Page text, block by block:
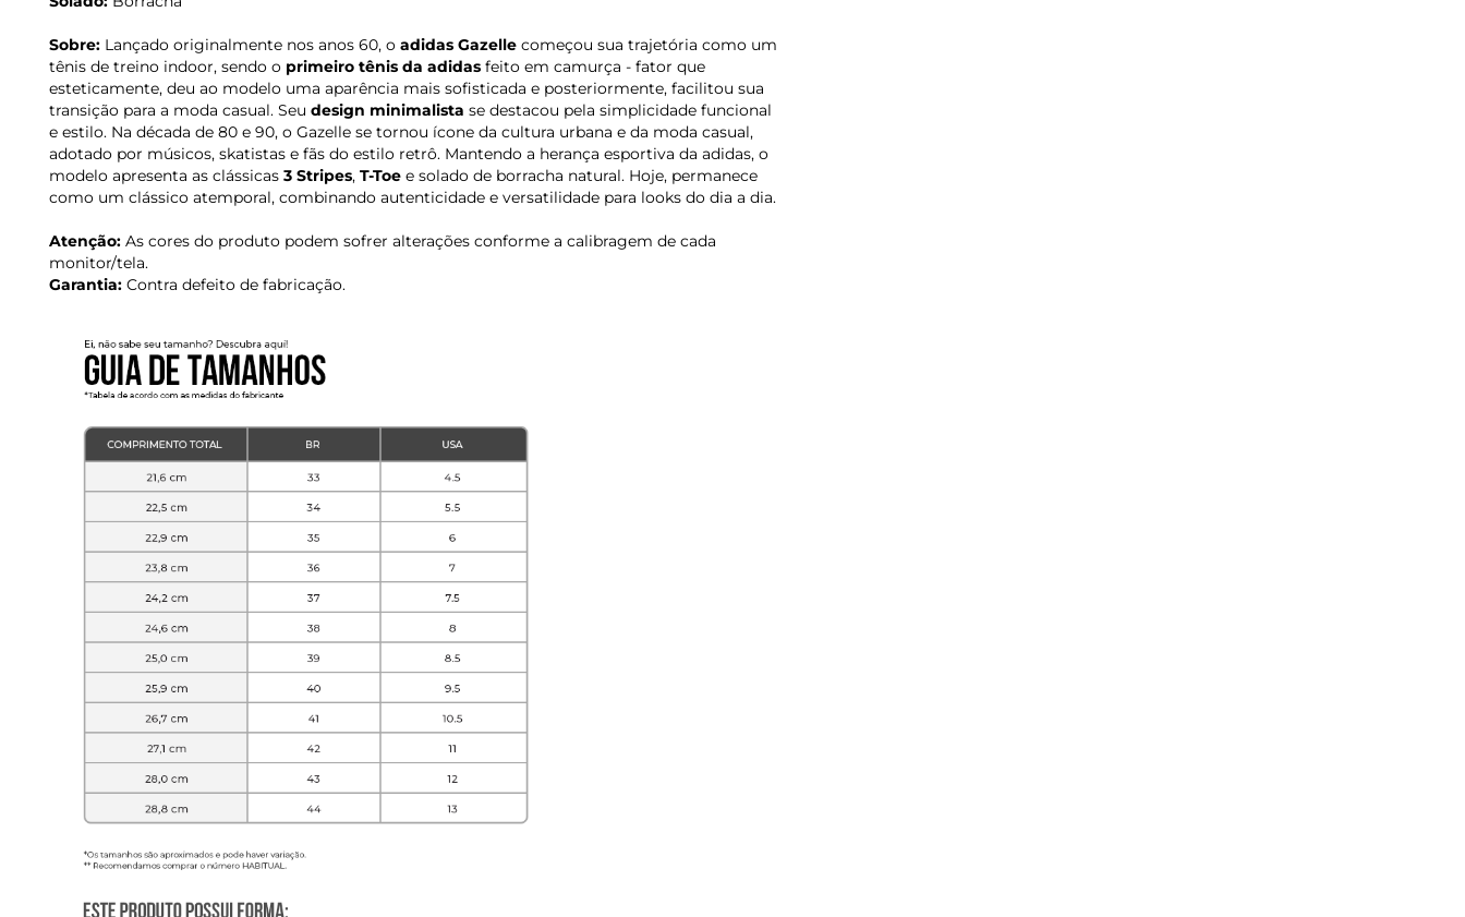
Sobre: Lançado originalmente nos anos 60, o adidas Gazelle começou sua trajetória como um
tênis de treino indoor, sendo o primeiro tênis da adidas feito em camurça - fator que
esteticamente, deu ao modelo uma aparência mais sofisticada e posteriormente, facilitou sua
transição para a moda casual. Seu design minimalista se destacou pela simplicidade funcional
e estilo. Na década de 80 e 90, o Gazelle se tornou ícone da cultura urbana e da moda casual,
adotado por músicos, skatistas e fãs do estilo retrô. Mantendo a herança esportiva da adidas, o
modelo apresenta as clássicas 3 Stripes, T-Toe e solado de borracha natural. Hoje, permanece
como um clássico atemporal, combinando autenticidade e versatilidade para looks do dia a dia.
Atenção: As cores do produto podem sofrer alterações conforme a calibragem de cada
monitor/tela.
Garantia: Contra defeito de fabricação.